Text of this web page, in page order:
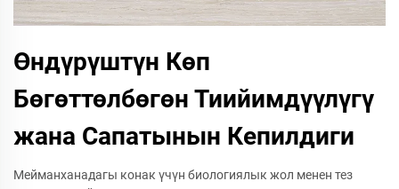
Өндүрүштүн Көп
Бөгөттөлбөгөн Тиийимдүүлүгү
жана Сапатынын Кепилдиги
Мейманханадагы конак үчүн биологиялык жол менен тез